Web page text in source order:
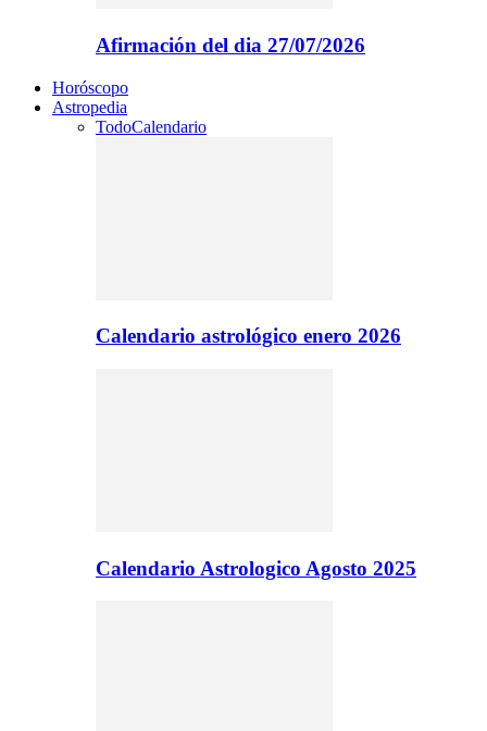
Afirmación del dia 27/07/2026
Horóscopo
Astropedia
TodoCalendario
Calendario astrológico enero 2026
Calendario Astrologico Agosto 2025